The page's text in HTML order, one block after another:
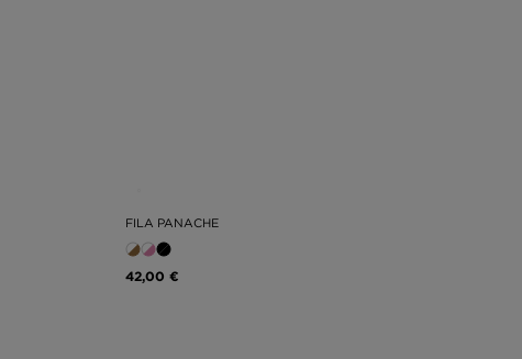
FILA PANACHE
42,00 €